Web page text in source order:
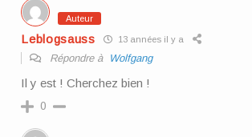
Auteur
Leblogsauss 13 années il y a
Répondre à Wolfgang
Il y est ! Cherchez bien !
0